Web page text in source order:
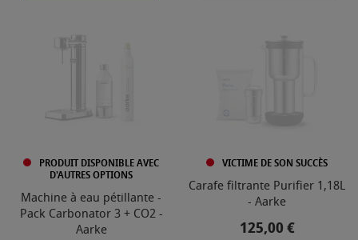
PRODUIT DISPONIBLE AVEC
D'AUTRES OPTIONS
Machine à eau pétillante -
Pack Carbonator 3 + CO2 -
Aarke
VICTIME DE SON SUCCÈS
Carafe filtrante Purifier 1,18L
- Aarke
Prix
125,00 €